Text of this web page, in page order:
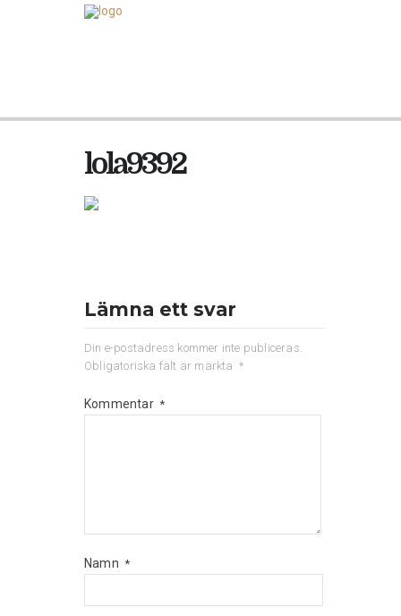
lola9392
Lämna ett svar
Din e-postadress kommer inte publiceras.
Obligatoriska fält är märkta *
Kommentar *
Namn *